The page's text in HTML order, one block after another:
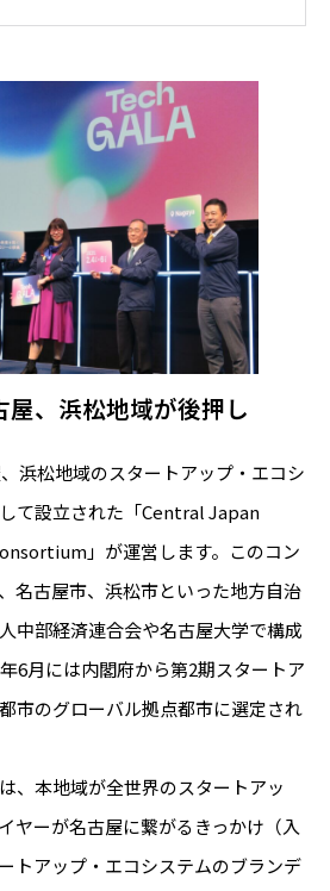
、浜松地域が後押し
浜松地域のスタートアップ・エコシ
て設立された「Central Japan
」が運営します。このコン
名古屋市、浜松市といった地方自治
中部経済連合会や名古屋大学で構成
6月には内閣府から第2期スタートア
市のグローバル拠点都市に選定され
、本地域が全世界のスタートアッ
ヤーが名古屋に繋がるきっかけ（入
トアップ・エコシステムのブランデ